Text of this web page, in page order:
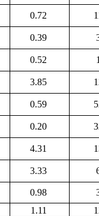
0.72
0.39
0.52
3.85
0.59
0.20
4.31
3.33
0.98
1.11